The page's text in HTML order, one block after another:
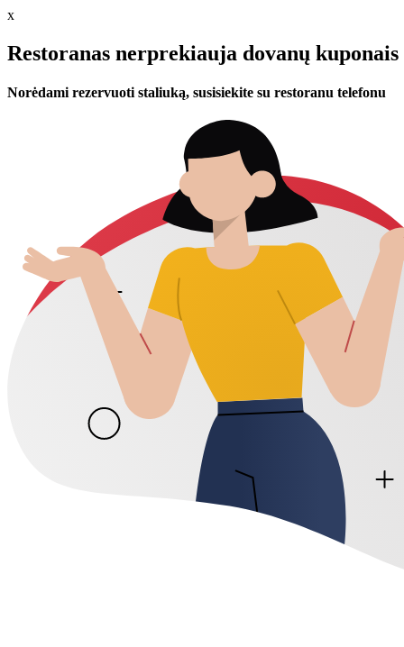
x
Restoranas nerprekiauja dovanų
Norėdami rezervuoti staliuką, susisiekite su restoranu telefonu